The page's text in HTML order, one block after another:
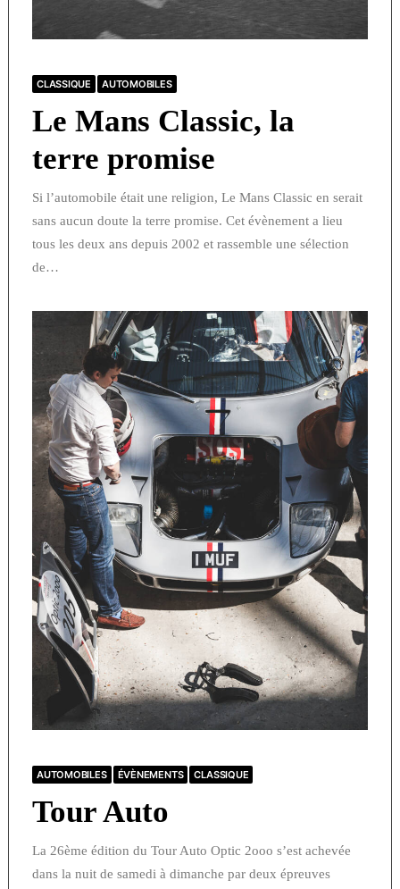
CLASSIQUE AUTOMOBILES
Le Mans Classic, la
terre promise
Si l’automobile était une religion, Le Mans Classic en serait
sans aucun doute la terre promise. Cet évènement a lieu
tous les deux ans depuis 2002 et rassemble une sélection
de…
AUTOMOBILES ÉVÈNEMENTS CLASSIQUE
Tour Auto
La 26ème édition du Tour Auto Optic 2ooo s’est achevée
dans la nuit de samedi à dimanche par deux épreuves